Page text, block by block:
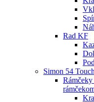
Rad KF
Simon 54